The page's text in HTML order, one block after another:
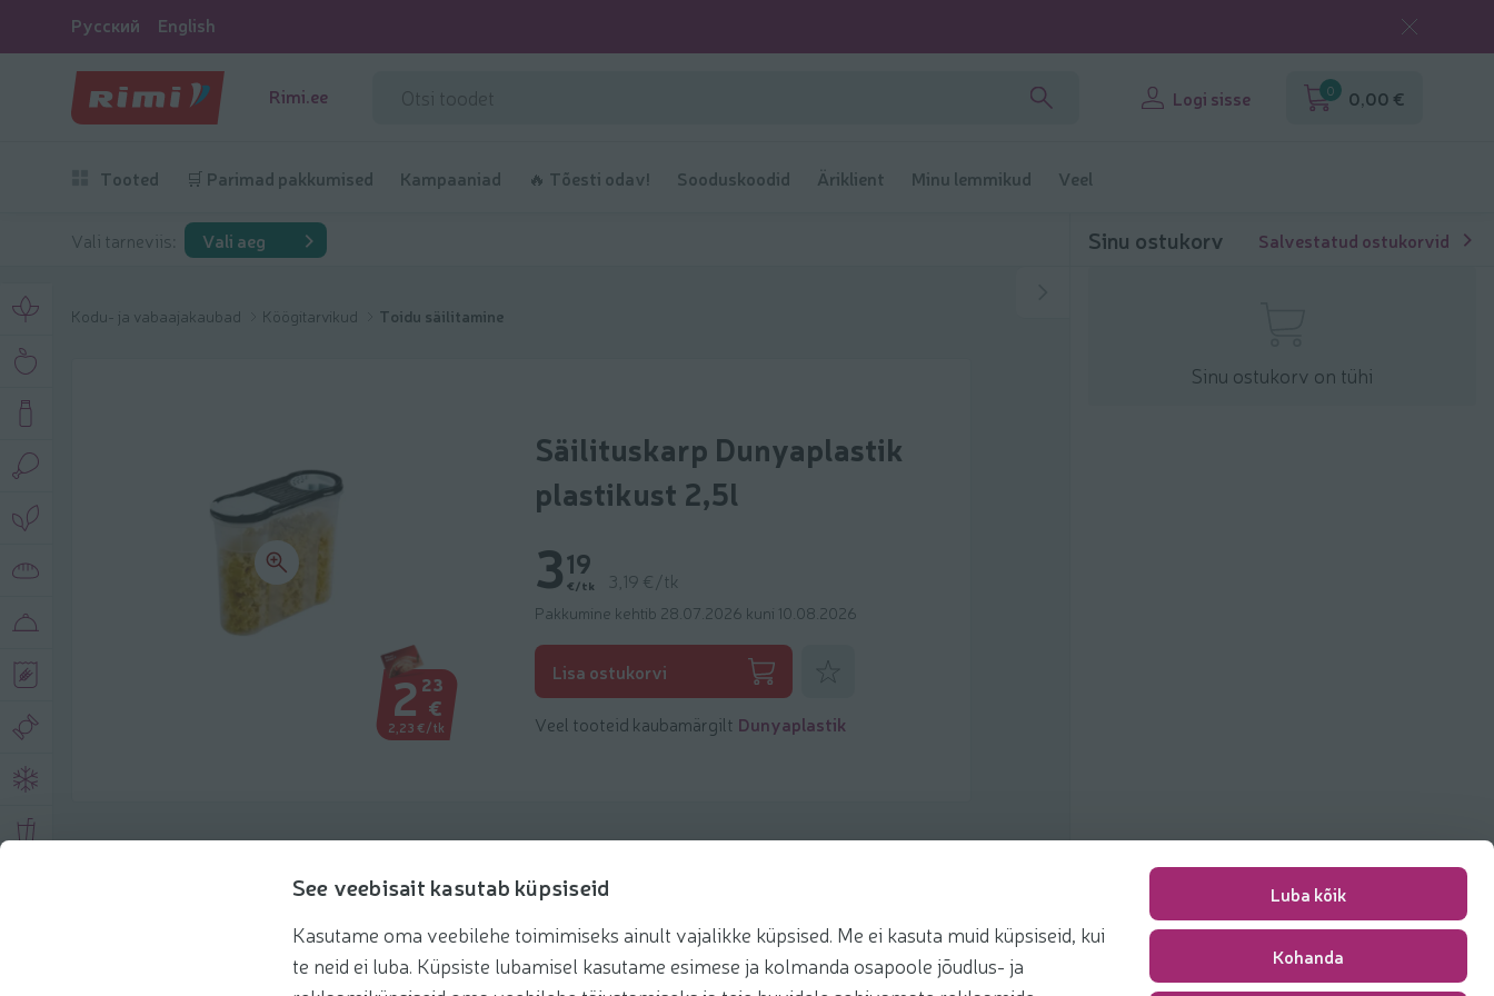
See veebisait kasutab küpsiseid
Kasutame oma veebilehe toimimiseks ainult vajalikke küpsised. Me ei kasuta muid küpsiseid, kui
te neid ei luba. Küpsiste lubamisel kasutame esimese ja kolmanda osapoole jõudlus- ja
Luba kõik
Kohanda
Русский English
Rimi.ee Logi sisse 0 0,00 €
Tooted 🛒 Parimad pakkumised Kampaaniad 🔥 Tõesti odav! Sooduskoodid Äriklient Minu lemmikud Veel
Vali tarneviis: Vali aeg
Kodu- ja vabaajakaubad Köögitarvikud Toidu säilitamine
2 23
€
2,23 €/tk
Säilituskarp Dunyaplastik
plastikust 2,5l
319
€/tk 3,19 €/tk
Pakkumine kehtib 28.07.2026 kuni 10.08.2026
Lisa ostukorvi
Veel tooteid kaubamärgilt Dunyaplastik
Soovitatud tooted
Sinu ostukorv Salvestatud ostukorvid
Sinu ostukorv on tühi